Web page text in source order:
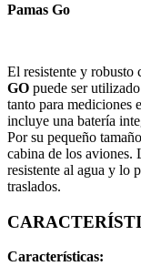
Pamas Go
El resistente y robusto
GO puede ser
tanto para mediciones
incluye una batería
Por su pequeño
cabina de los aviones.
resistente al agua y lo
traslados.
Características: